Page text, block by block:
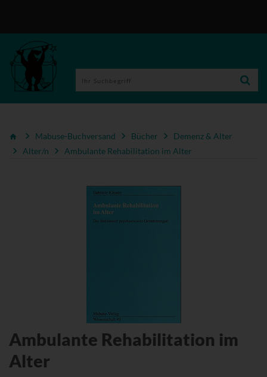
Mabuse-Buchversand Bücher
Demenz & Alter
Alter/n
Ambulante Rehabilitation im Alter
Ambulante Rehabilitation im
Alter